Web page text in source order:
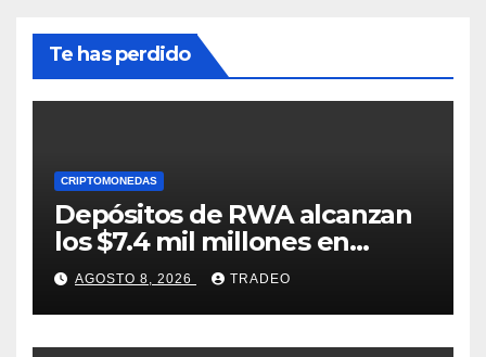
Te has perdido
CRIPTOMONEDAS
Depósitos de RWA alcanzan
los $7.4 mil millones en
medio de la caída de DeFi
AGOSTO 8, 2026 TRADEO